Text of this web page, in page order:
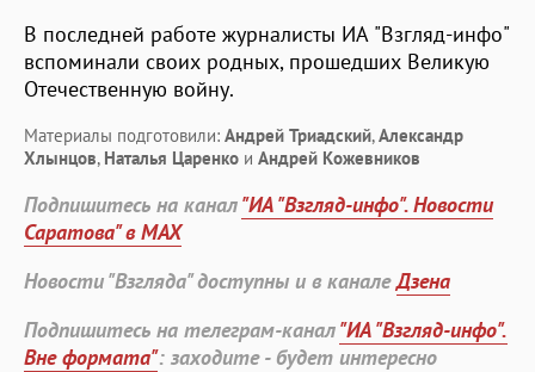
В последней работе журналисты ИА "Взгляд-инфо"
вспоминали своих родных, прошедших Великую
Отечественную войну.
Материалы подготовили: Андрей Триадский,Александр
Хлынцов, Наталья Царенко и Андрей Кожевников
Подпишитесь на канал"ИА "Взгляд-инфо". Новости
Саратова" в MAX
Новости "Взгляда" доступны и в каналеДзена
Подпишитесь на телеграм-канал"ИА "Взгляд-инфо".
Вне формата": заходите - будет интересно